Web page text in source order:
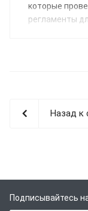
которые
регламенты
Назад к
Подписывайтесь